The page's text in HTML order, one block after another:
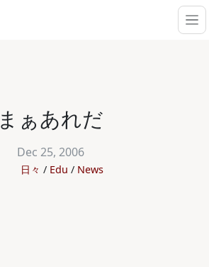
まぁあれだ
Dec 25, 2006
日々 Edu News